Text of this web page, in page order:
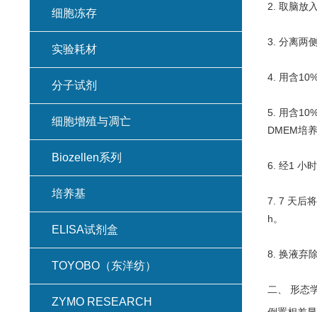
2. 取脑放
3. 分离两
4. 用含
5. 用含
DMEM培
6. 经1 小
7. 7 天后
h。
8. 换液弃
二、 形态
细胞冻存
实验耗材
分子试剂
细胞增殖与凋亡
Biozellen系列
培养基
ELISA试剂盒
TOYOBO（东洋纺）
ZYMO RESEARCH